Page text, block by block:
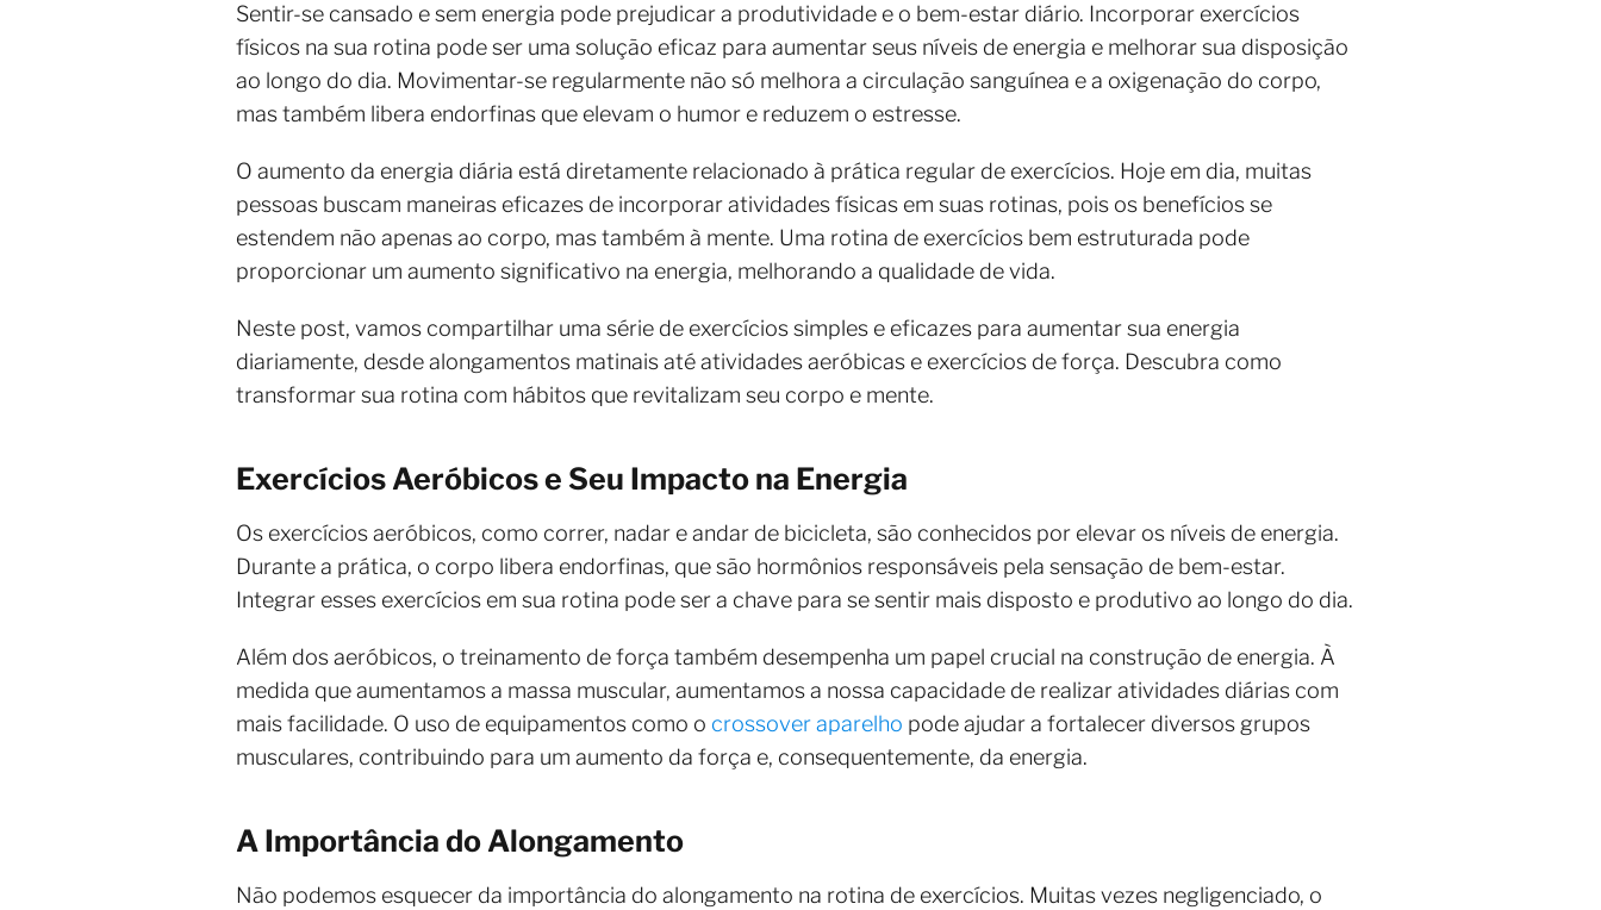
Sentir-se cansado e sem energia pode prejudicar a produtividade e o bem-estar diário. Incorporar exercícios
físicos na sua rotina pode ser uma solução eficaz para aumentar seus níveis de energia e melhorar sua disposição
ao longo do dia. Movimentar-se regularmente não só melhora a circulação sanguínea e a oxigenação do corpo,
mas também libera endorfinas que elevam o humor e reduzem o estresse.
O aumento da energia diária está diretamente relacionado à prática regular de exercícios. Hoje em dia, muitas
pessoas buscam maneiras eficazes de incorporar atividades físicas em suas rotinas, pois os benefícios se
estendem não apenas ao corpo, mas também à mente. Uma rotina de exercícios bem estruturada pode
proporcionar um aumento significativo na energia, melhorando a qualidade de vida.
Neste post, vamos compartilhar uma série de exercícios simples e eficazes para aumentar sua energia
diariamente, desde alongamentos matinais até atividades aeróbicas e exercícios de força. Descubra como
transformar sua rotina com hábitos que revitalizam seu corpo e mente.
Exercícios Aeróbicos e Seu Impacto na Energia
Os exercícios aeróbicos, como correr, nadar e andar de bicicleta, são conhecidos por elevar os níveis de energia.
Durante a prática, o corpo libera endorfinas, que são hormônios responsáveis pela sensação de bem-estar.
Integrar esses exercícios em sua rotina pode ser a chave para se sentir mais disposto e produtivo ao longo do dia.
Além dos aeróbicos, o treinamento de força também desempenha um papel crucial na construção de energia. À
medida que aumentamos a massa muscular, aumentamos a nossa capacidade de realizar atividades diárias com
mais facilidade. O uso de equipamentos como o crossover aparelho pode ajudar a fortalecer diversos grupos
musculares, contribuindo para um aumento da força e, consequentemente, da energia.
A Importância do Alongamento
Não podemos esquecer da importância do alongamento na rotina de exercícios. Muitas vezes negligenciado, o